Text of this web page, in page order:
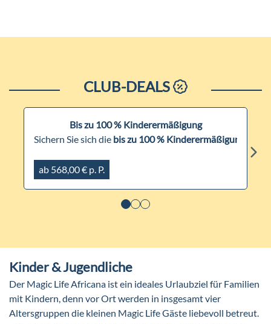
CLUB-DEALS
Bis zu 100 % Kinderermäßigung
Sichern Sie sich die bis zu 100 % Kinderermäßigung
ab 568,00 € p. P.
Kinder & Jugendliche
Der Magic Life Africana ist ein ideales Urlaubziel für Familien
mit Kindern, denn vor Ort werden in insgesamt vier
Altersgruppen die kleinen Magic Life Gäste liebevoll betreut.